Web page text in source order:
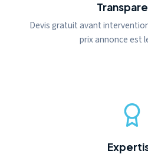
Devis gratuit avant
prix annonce est